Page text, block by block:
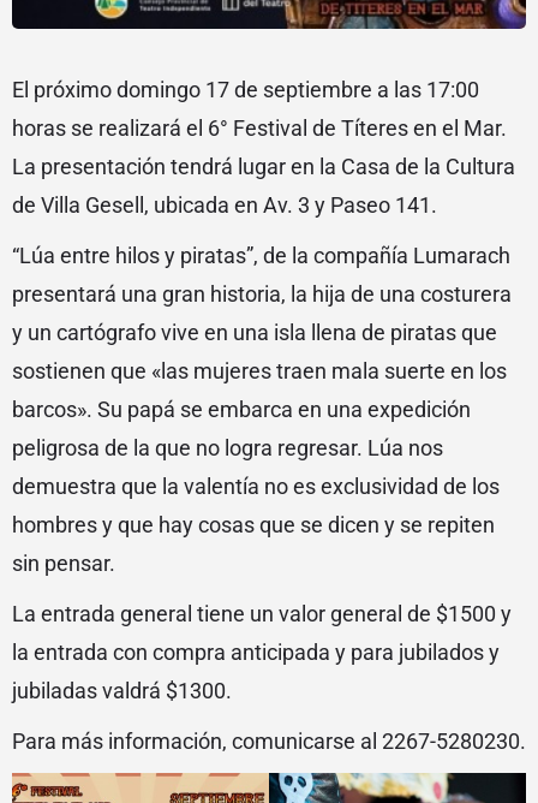
El próximo domingo 17 de septiembre a las 17:00
horas se realizará el 6° Festival de Títeres en el Mar.
La presentación tendrá lugar en la Casa de la Cultura
de Villa Gesell, ubicada en Av. 3 y Paseo 141.
“Lúa entre hilos y piratas”, de la compañía Lumarach
presentará una gran historia, la hija de una costurera
y un cartógrafo vive en una isla llena de piratas que
sostienen que «las mujeres traen mala suerte en los
barcos». Su papá se embarca en una expedición
peligrosa de la que no logra regresar. Lúa nos
demuestra que la valentía no es exclusividad de los
hombres y que hay cosas que se dicen y se repiten
sin pensar.
La entrada general tiene un valor general de $1500 y
la entrada con compra anticipada y para jubilados y
jubiladas valdrá $1300.
Para más información, comunicarse al 2267-5280230.